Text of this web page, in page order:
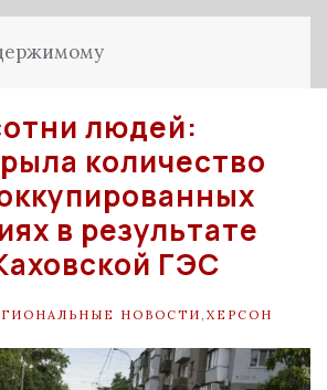
людей:
количество
в результате
ГЭС
НОВОСТИ ХЕРСОН